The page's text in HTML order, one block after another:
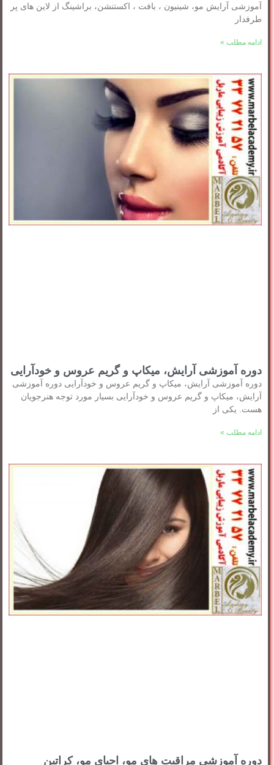
آموزشی آرایش مو، شینیون ، بافت ، اکستنشن، براشینگ از لاین های پر
طرفدار
ادامه مطلب »
دوره آموزشی آرایش، میکاپ و گریم عروس و خودآرایی
دوره آموزشی آرایش، میکاپ و گریم عروس و خودآرایی دوره آموزشی
آرایش، میکاپ و گریم عروس و خودآرایی بسیار مورد توجه هنرجویان
هست. یکی از
ادامه مطلب »
دوره آموزشی مراقبت های مو، احیای مو، کراتین